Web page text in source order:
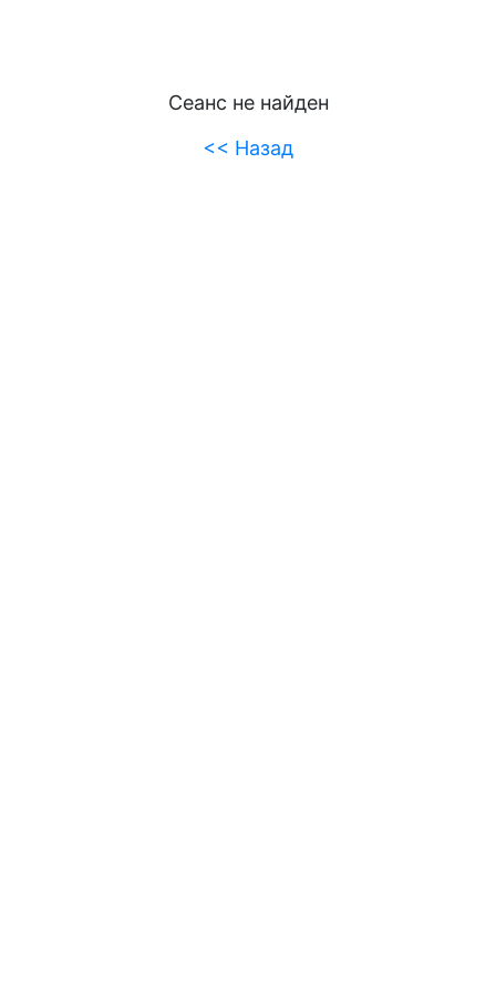
Сеанс не найден
<< Назад